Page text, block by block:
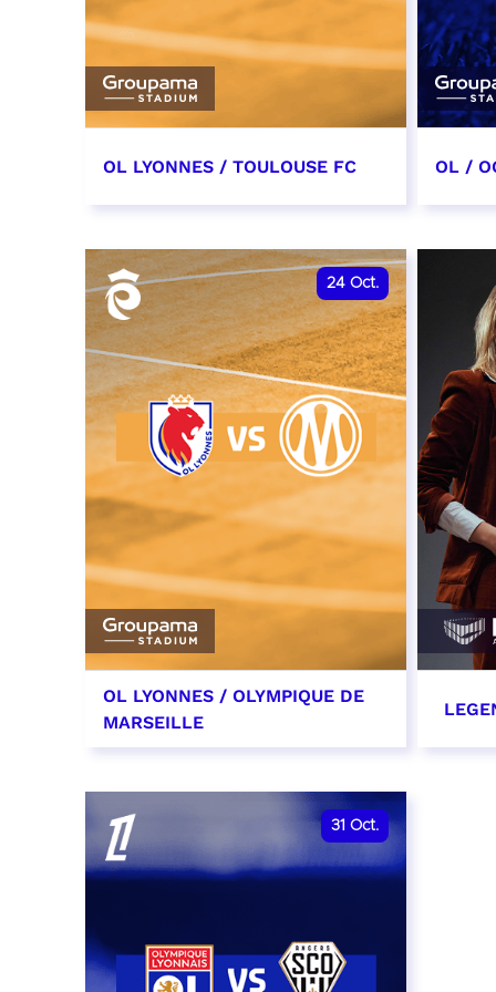
OL LYONNES / TOULOUSE FC
date et heure à confirmer
RÉSERVER
OL /
date
24 Oct.
OL LYONNES / OLYMPIQUE DE
MARSEILLE
date et heure à confirmer
RÉSERVER
31 Oct.